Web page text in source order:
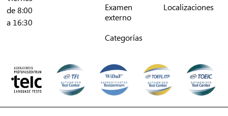
de 8:00
a 16:30
Examen
externo
Categorías
Localizaciones